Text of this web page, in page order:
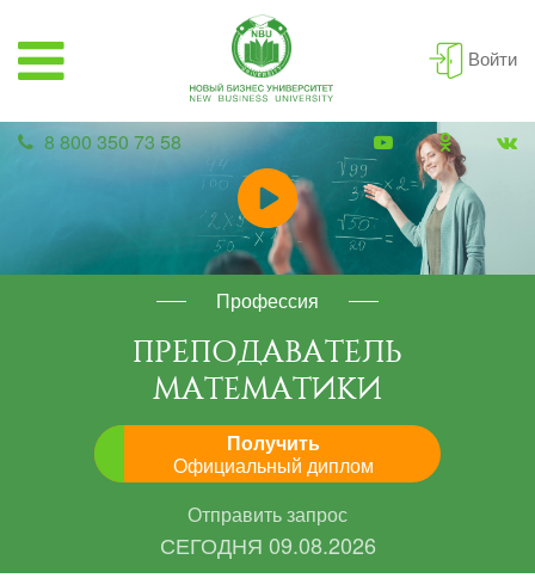
Войти
8 800 350 73 58
Профессия
ПРЕПОДАВАТЕЛЬ
МАТЕМАТИКИ
Получить
Официальный диплом
Отправить запрос
СЕГОДНЯ 09.08.2026